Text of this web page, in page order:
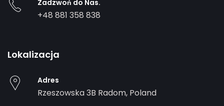
Zadzwoń do Nas.
+48 881 358 838
Lokalizacja
Adres
Rzeszowska 3B Radom, Poland